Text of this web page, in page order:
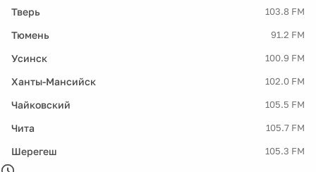
Тверь 103.8 FM
Тюмень 91.2 FM
Усинск 100.9 FM
Ханты-Мансийск 102.0 FM
Чайковский 105.5 FM
Чита 105.7 FM
Шерегеш 105.3 FM